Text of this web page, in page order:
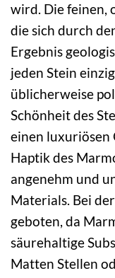
wird. Die feinen,
die sich durch
Ergebnis
jeden Stein
üblicherweise
Schönheit des
einen luxuriösen
Haptik des
angenehm und
Materials. Bei
geboten, da
säurehaltige
Matten Stellen